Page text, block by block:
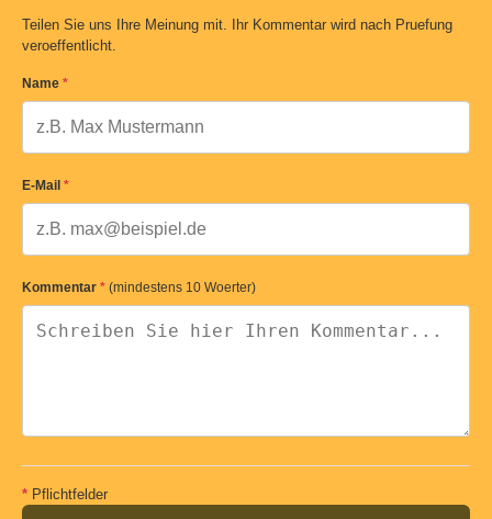
Teilen Sie uns Ihre Meinung mit. Ihr Kommentar wird nach Pruefung
veroeffentlicht.
Name *
E-Mail *
Kommentar * (mindestens 10 Woerter)
* Pflichtfelder